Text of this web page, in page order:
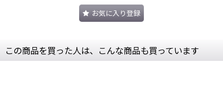
お気に入り登録
この商品を買った人は、こんな商品も買っています